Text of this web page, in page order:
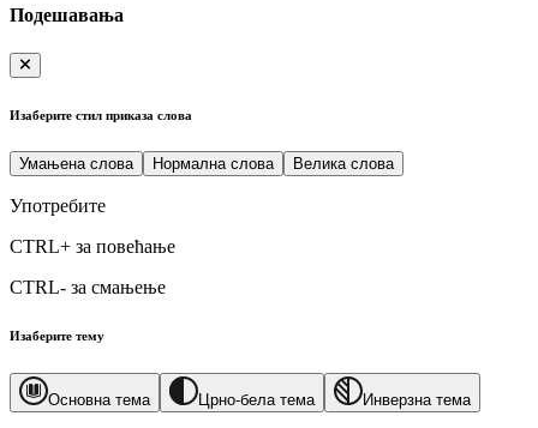
Подешавања
Изаберите стил приказа слова
Умањена слова Нормална слова Велика слова
Употребите
CTRL+ за повећање
CTRL- за смањење
Изаберите тему
Основна тема Црно-бела тема Инверзна тема